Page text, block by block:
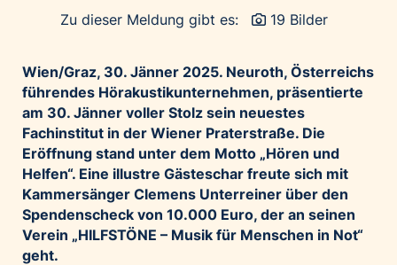
Ökopharm
Palfinger AG
Polestar
REXEL Austria
Starbucks
Superbrands Austria
Tante Fanny
Zu dieser Meldung gibt es: 19 Bilder
Wien/Graz, 30. Jänner 2025. Neuroth, Österreichs
führendes Hörakustikunternehmen, präsentierte
am 30. Jänner voller Stolz sein neuestes
Fachinstitut in der Wiener Praterstraße. Die
Eröffnung stand unter dem Motto „Hören und
Helfen“. Eine illustre Gästeschar freute sich mit
Kammersänger Clemens Unterreiner über den
Spendenscheck von 10.000 Euro, der an seinen
Verein „HILFSTÖNE – Musik für Menschen in Not“
geht.